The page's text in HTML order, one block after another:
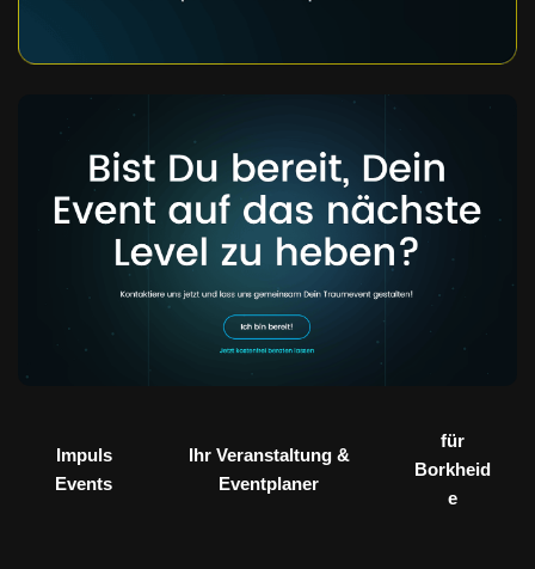
Impuls
Events
Ihr Veranstaltung &
Eventplaner
für
Borkheid
e